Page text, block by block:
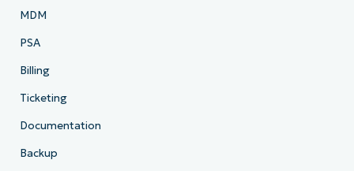
MDM
PSA
Billing
Ticketing
Documentation
Backup